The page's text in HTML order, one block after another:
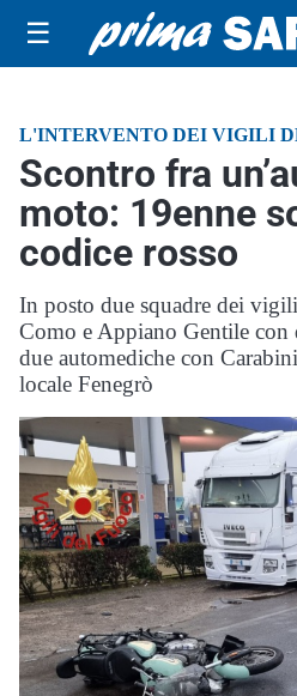
☰
L'INTERVENTO DEI VIGILI
Scontro fra
moto: 19enne
codice rosso
In posto due squadre dei
Como e Appiano Gentile con
due automediche con
locale Fenegrò